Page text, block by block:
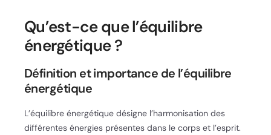
Qu’est-ce que l’équilibre
énergétique ?
Définition et importance de l’équilibre
énergétique
L’équilibre énergétique désigne l’harmonisation des
différentes énergies présentes dans le corps et l’esprit.